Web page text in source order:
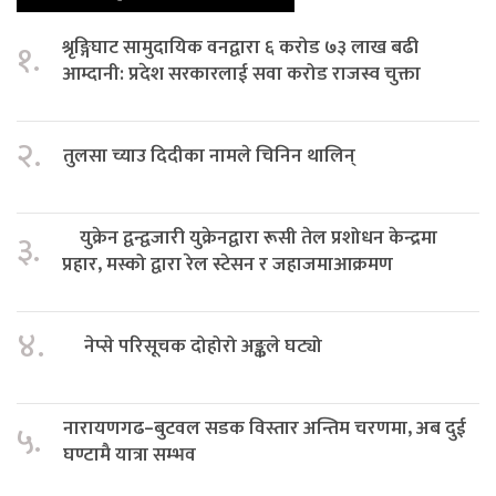
१.
श्रृङ्गिघाट सामुदायिक वनद्वारा ६ करोड ७३ लाख बढी
आम्दानी: प्रदेश सरकारलाई सवा करोड राजस्व चुक्ता
२. तुलसा च्याउ दिदीका नामले चिनिन थालिन्
३.
युक्रेन द्वन्द्वजारी युक्रेनद्वारा रूसी तेल प्रशोधन केन्द्रमा
प्रहार, मस्को द्वारा रेल स्टेसन र जहाजमाआक्रमण
४. नेप्से परिसूचक दोहोरो अङ्कले घट्यो
५.
नारायणगढ–बुटवल सडक विस्तार अन्तिम चरणमा, अब दुई
घण्टामै यात्रा सम्भव